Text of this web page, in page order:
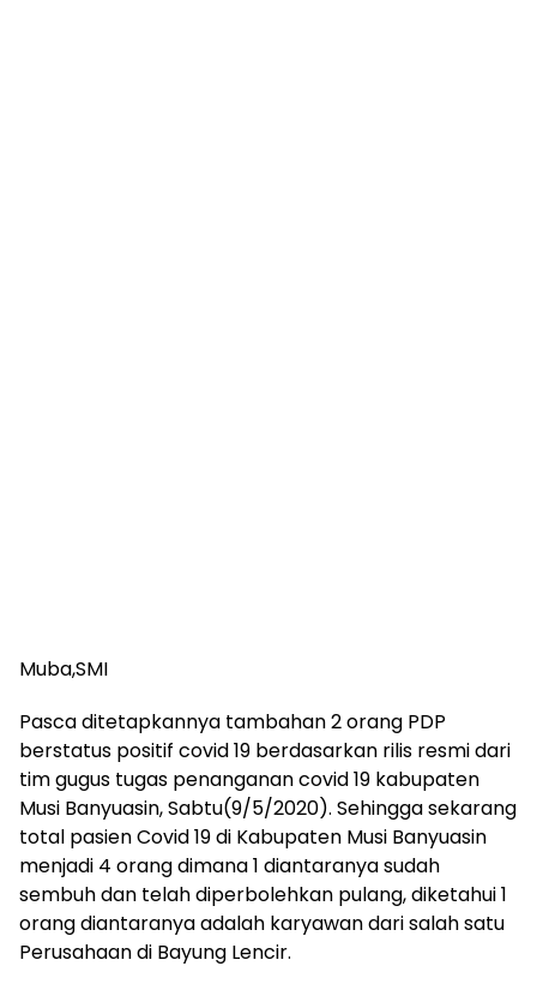
Muba,SMI
Pasca ditetapkannya tambahan 2 orang PDP
berstatus positif covid 19 berdasarkan rilis resmi dari
tim gugus tugas penanganan covid 19 kabupaten
Musi Banyuasin, Sabtu(9/5/2020). Sehingga sekarang
total pasien Covid 19 di Kabupaten Musi Banyuasin
menjadi 4 orang dimana 1 diantaranya sudah
sembuh dan telah diperbolehkan pulang, diketahui 1
orang diantaranya adalah karyawan dari salah satu
Perusahaan di Bayung Lencir.